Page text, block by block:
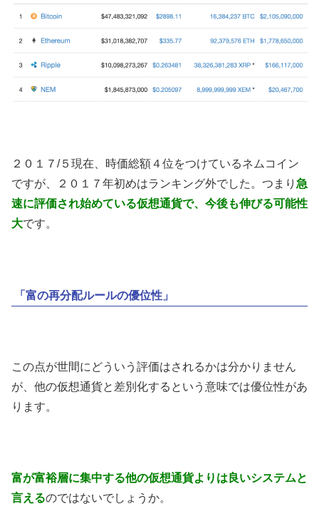
２０１７/５現在、時価総額４位をつけているネムコイン
ですが、２０１７年初めはランキング外でした。つまり 急
速に評価され始めている仮想通貨で、今後も伸びる可能性
大です。
「富の再分配ルールの優位性」
この点が世間にどういう評価はされるかは分かりません
が、他の仮想通貨と差別化するという意味では優位性があ
ります。
富が富裕層に集中する他の仮想通貨よりは良いシステムと
言えるのではないでしょうか。